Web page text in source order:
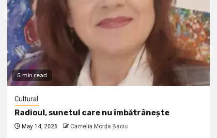
5 min read
Cultural
Radioul, sunetul care nu îmbătrânește
May 14, 2026 Camelia Morda Baciu